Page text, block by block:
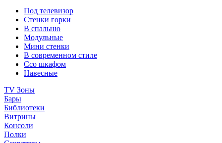
Под телевизор
Стенки горки
В спальню
Модульные
Мини стенки
В современном стиле
Ссо шкафом
Навесные
TV Зоны
Бары
Библиотеки
Витрины
Консоли
Полки